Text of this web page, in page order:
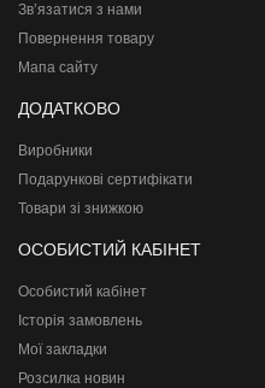
Зв’язатися з нами
Повернення товару
Мапа сайту
ДОДАТКОВО
Виробники
Подарункові сертифікати
Товари зі знижкою
ОСОБИСТИЙ КАБІНЕТ
Особистий кабінет
Історія замовлень
Мої закладки
Розсилка новин